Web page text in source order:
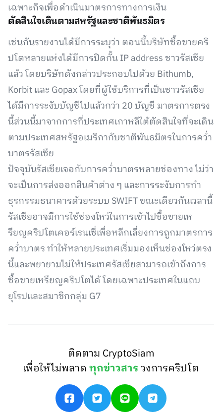
เฉพาะกิจเพื่อดําเนินมาตรการทางการเงิน
ตัดสินใจเดินตามสหรัฐและชาติพันธมิตร
เช่นกันรายงานได้มีการระบุว่า ตอนนี้บริษัทซื้อขายคริ
ปโตหลายแห่งได้มีการปิดกั้น IP address ชาวรัสเซีย
แล้ว โดยบริษัทดังกล่าวประกอบไปด้วย Bithumb,
Korbit และ Gopax โดยที่ผู้ใช้บริการที่เป็นชาวรัสเซีย
ได้มีการระงับบัญชีไปแล้วกว่า 20 บัญชี มาตรการตรง
นี้ส่วนนี้มาจากการที่ประเทศเกาหลีใต้ตัดสินใจที่จะเดิน
ตามประเทศสหรัฐอเมริกากับชาติพันธมิตรในการคว่ำ
บาตรรัสเซีย
ปัจจุบันรัสเซียเจอกับการคว่ำบาตรหลายช่องทาง ไม่ว่า
จะเป็นการส่งออกสินค้าต่าง ๆ และการระงับการทำ
ธุรกรรมธนาคารด้วยระบบ SWIFT ขณะเดียวกันเวลานี้
รัสเซียอาจมีการใช้ช่องโหว่ในการเข้าไปซื้อขายเห
รียญคริปโตเคอร์เรนเซี่เพื่อหลีกเลี่ยงการถูกมาตรการ
คว่ำบาตร ทำให้หลายประเทศเริ่มมองเห็นช่องโหว่ตรง
นี้และพยายามไม่ให้ประเทศรัสเซียสามารถเข้าถึงการ
ซื้อขายเหรียญคริปโตได้ โดยเฉพาะประเทศในแถบ
ยุโรปและสมาชิกกลุ่ม G7
ติดตาม CryptoSiam
เพื่อให้ไม่พลาดทุกข่าวสารวงการคริปโต